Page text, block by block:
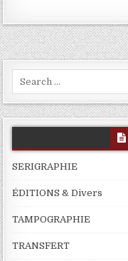
SERIGRAPHIE
ÉDITIONS & Divers
TAMPOGRAPHIE
TRANSFERT